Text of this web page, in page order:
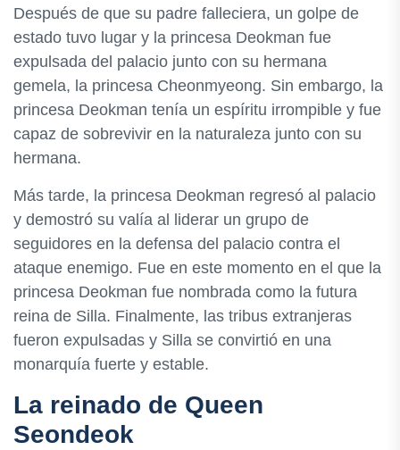
Después de que su padre falleciera, un golpe de
estado tuvo lugar y la princesa Deokman fue
expulsada del palacio junto con su hermana
gemela, la princesa Cheonmyeong. Sin embargo, la
princesa Deokman tenía un espíritu irrompible y fue
capaz de sobrevivir en la naturaleza junto con su
hermana.
Más tarde, la princesa Deokman regresó al palacio
y demostró su valía al liderar un grupo de
seguidores en la defensa del palacio contra el
ataque enemigo. Fue en este momento en el que la
princesa Deokman fue nombrada como la futura
reina de Silla. Finalmente, las tribus extranjeras
fueron expulsadas y Silla se convirtió en una
monarquía fuerte y estable.
La reinado de Queen
Seondeok